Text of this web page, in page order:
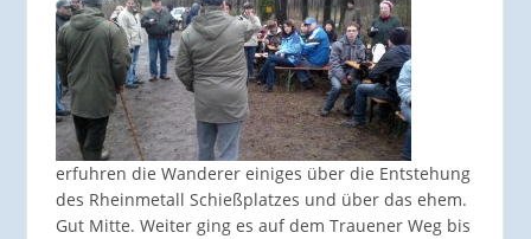
erfuhren die Wanderer einiges über die Entstehung
des Rheinmetall Schießplatzes und über das ehem.
Gut Mitte. Weiter ging es auf dem Trauener Weg bis